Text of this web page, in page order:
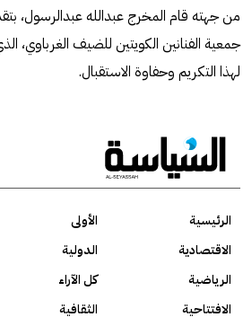
من جهته قام المخرج عبدالله عبدالرسول،
جمعية الفنانين الكويتين للضيف الغرباوي،
لهذا التكريم وحفاوة الاستقبال.
الرئيسية الأولى
الاقتصادية
الدولية
الرياضية
كل الآراء
الافتتاحية
الثقافية